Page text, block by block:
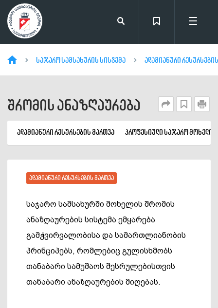
საჯარო სამსახურის სისტემა ადამიანური
შრომის ანაზღაურება
ადამიანური რესურსების მართვა პროფესიული საჯარო
ადამიანური რესურსების მართვა
საჯარო სამსახურში მოხელის შრომის
ანაზღაურების სისტემა ემყარება
გამჭვირვალობისა და სამართლიანობის
პრინციპებს, რომლებიც გულისხმობს
თანაბარი სამუშაოს შესრულებისთვის
თანაბარი ანაზღაურების მიღებას.